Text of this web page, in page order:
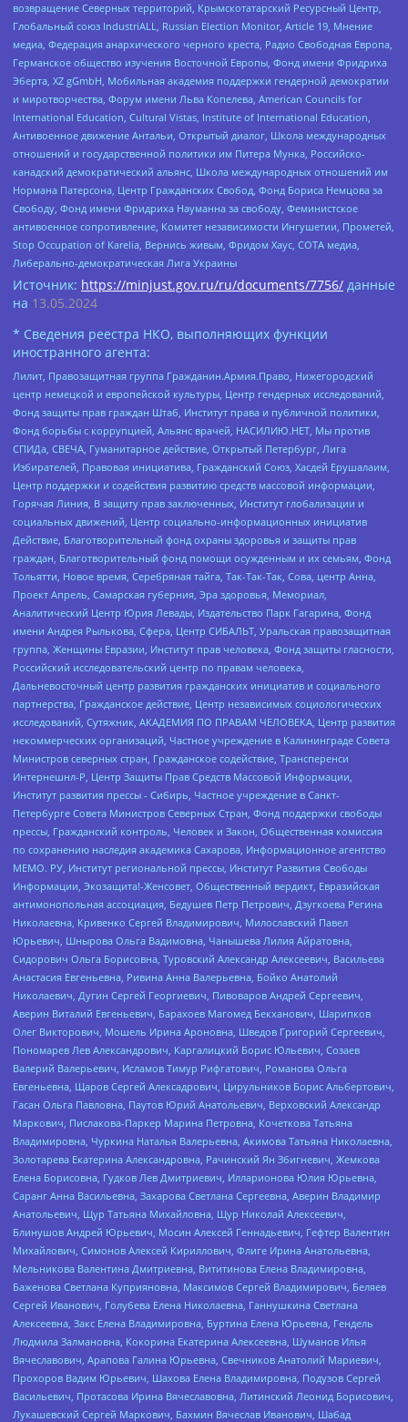
возвращение Северных территорий, Крымскотатарский Ресурсный Центр,
Глобальный союз IndustriALL, Russian Election Monitor, Article 19, Мнение
медиа, Федерация анархического черного креста, Радио Свободная Европа,
Германское общество изучения Восточной Европы, Фонд имени Фридриха
Эберта, XZ gGmbH, Мобильная академия поддержки гендерной демократии
и миротворчества, Форум имени Льва Копелева, American Councils for
International Education, Cultural Vistas, Institute of International Education,
Антивоенное движение Антальи, Открытый диалог, Школа международных
отношений и государственной политики им Питера Мунка, Российско-
канадский демократический альянс, Школа международных отношений им
Нормана Патерсона, Центр Гражданских Свобод, Фонд Бориса Немцова за
Свободу, Фонд имени Фридриха Науманна за свободу, Феминистское
антивоенное сопротивление, Комитет независимости Ингушетии, Прометей,
Stop Occupation of Karelia, Вернись живым, Фридом Хаус, СОТА медиа,
Либерально-демократическая Лига Украины
Источник: https://minjust.gov.ru/ru/documents/7756/ данные
на 13.05.2024
* Сведения реестра НКО, выполняющих функции
иностранного агента:
Лилит, Правозащитная группа Гражданин.Армия.Право, Нижегородский
центр немецкой и европейской культуры, Центр гендерных исследований,
Фонд защиты прав граждан Штаб, Институт права и публичной политики,
Фонд борьбы с коррупцией, Альянс врачей, НАСИЛИЮ.НЕТ, Мы против
СПИДа, СВЕЧА, Гуманитарное действие, Открытый Петербург, Лига
Избирателей, Правовая инициатива, Гражданский Союз, Хасдей Ерушалаим,
Центр поддержки и содействия развитию средств массовой информации,
Горячая Линия, В защиту прав заключенных, Институт глобализации и
социальных движений, Центр социально-информационных инициатив
Действие, Благотворительный фонд охраны здоровья и защиты прав
граждан, Благотворительный фонд помощи осужденным и их семьям, Фонд
Тольятти, Новое время, Серебряная тайга, Так-Так-Так, Сова, центр Анна,
Проект Апрель, Самарская губерния, Эра здоровья, Мемориал,
Аналитический Центр Юрия Левады, Издательство Парк Гагарина, Фонд
имени Андрея Рылькова, Сфера, Центр СИБАЛЬТ, Уральская правозащитная
группа, Женщины Евразии, Институт прав человека, Фонд защиты гласности,
Российский исследовательский центр по правам человека,
Дальневосточный центр развития гражданских инициатив и социального
партнерства, Гражданское действие, Центр независимых социологических
исследований, Сутяжник, АКАДЕМИЯ ПО ПРАВАМ ЧЕЛОВЕКА, Центр развития
некоммерческих организаций, Частное учреждение в Калининграде Совета
Министров северных стран, Гражданское содействие, Трансперенси
Интернешнл-Р, Центр Защиты Прав Средств Массовой Информации,
Институт развития прессы - Сибирь, Частное учреждение в Санкт-
Петербурге Совета Министров Северных Стран, Фонд поддержки свободы
прессы, Гражданский контроль, Человек и Закон, Общественная комиссия
по сохранению наследия академика Сахарова, Информационное агентство
МЕМО. РУ, Институт региональной прессы, Институт Развития Свободы
Информации, Экозащита!-Женсовет, Общественный вердикт, Евразийская
антимонопольная ассоциация, Бедушев Петр Петрович, Дзугкоева Регина
Николаевна, Кривенко Сергей Владимирович, Милославский Павел
Юрьевич, Шнырова Ольга Вадимовна, Чанышева Лилия Айратовна,
Сидорович Ольга Борисовна, Туровский Александр Алексеевич, Васильева
Анастасия Евгеньевна, Ривина Анна Валерьевна, Бойко Анатолий
Николаевич, Дугин Сергей Георгиевич, Пивоваров Андрей Сергеевич,
Аверин Виталий Евгеньевич, Барахоев Магомед Бекханович, Шарипков
Олег Викторович, Мошель Ирина Ароновна, Шведов Григорий Сергеевич,
Пономарев Лев Александрович, Каргалицкий Борис Юльевич, Созаев
Валерий Валерьевич, Исламов Тимур Рифгатович, Романова Ольга
Евгеньевна, Щаров Сергей Алексадрович, Цирульников Борис Альбертович,
Гасан Ольга Павловна, Паутов Юрий Анатольевич, Верховский Александр
Маркович, Пислакова-Паркер Марина Петровна, Кочеткова Татьяна
Владимировна, Чуркина Наталья Валерьевна, Акимова Татьяна Николаевна,
Золотарева Екатерина Александровна, Рачинский Ян Збигневич, Жемкова
Елена Борисовна, Гудков Лев Дмитриевич, Илларионова Юлия Юрьевна,
Саранг Анна Васильевна, Захарова Светлана Сергеевна, Аверин Владимир
Анатольевич, Щур Татьяна Михайловна, Щур Николай Алексеевич,
Блинушов Андрей Юрьевич, Мосин Алексей Геннадьевич, Гефтер Валентин
Михайлович, Симонов Алексей Кириллович, Флиге Ирина Анатольевна,
Мельникова Валентина Дмитриевна, Вититинова Елена Владимировна,
Баженова Светлана Куприяновна, Максимов Сергей Владимирович, Беляев
Сергей Иванович, Голубева Елена Николаевна, Ганнушкина Светлана
Алексеевна, Закс Елена Владимировна, Буртина Елена Юрьевна, Гендель
Людмила Залмановна, Кокорина Екатерина Алексеевна, Шуманов Илья
Вячеславович, Арапова Галина Юрьевна, Свечников Анатолий Мариевич,
Прохоров Вадим Юрьевич, Шахова Елена Владимировна, Подузов Сергей
Васильевич, Протасова Ирина Вячеславовна, Литинский Леонид Борисович,
Лукашевский Сергей Маркович, Бахмин Вячеслав Иванович, Шабад